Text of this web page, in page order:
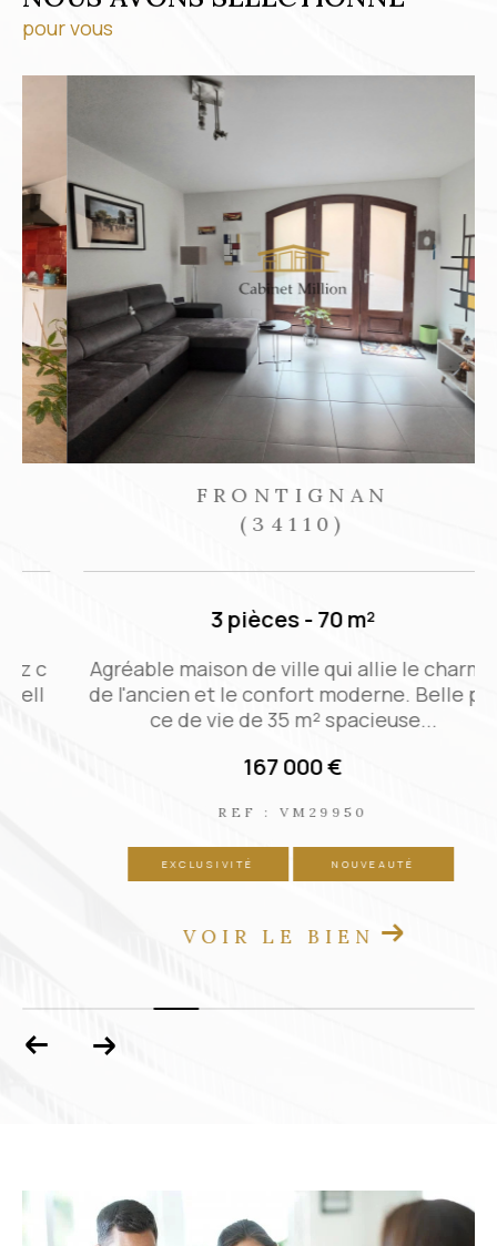
pour vous
FRONTIGNAN
(34110)
3 pièces - 70 m²
Agréable maison de ville qui allie le charme
de l'ancien et le confort moderne. Belle piè
ce de vie de 35 m² spacieuse...
167 000 €
REF : VM29950
EXCLUSIVITÉ NOUVEAUTÉ
VOIR LE BIEN